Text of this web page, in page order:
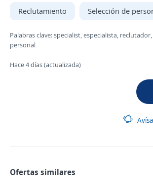
Reclutamiento Selección de
Palabras clave: specialist, especialista,
personal
Hace 4 días (actualizada)
Ofertas similares